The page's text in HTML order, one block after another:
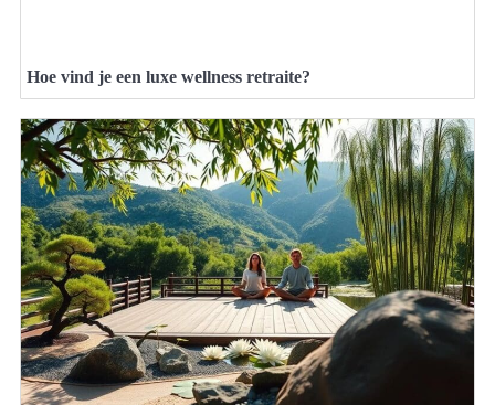
Hoe vind je een luxe wellness retraite?